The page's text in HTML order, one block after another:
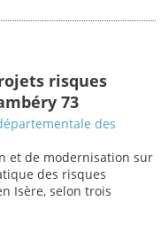
risques
73
des
et de modernisation sur
des risques
Isère, selon trois